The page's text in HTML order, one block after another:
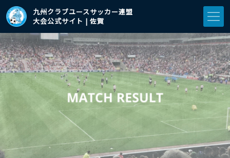
九州クラブユースサッカー連盟
大会公式サイト | 佐賀